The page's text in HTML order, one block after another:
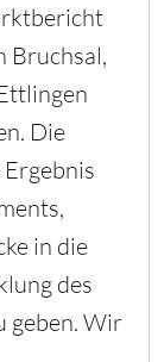
Bruchsal,
Die
in die
des
geben. Wir